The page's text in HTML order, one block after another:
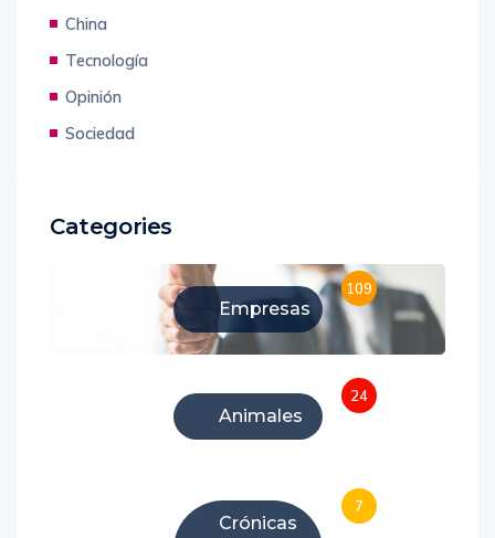
China
Tecnología
Opinión
Sociedad
Categories
Empresas
109
Animales
24
Crónicas
7